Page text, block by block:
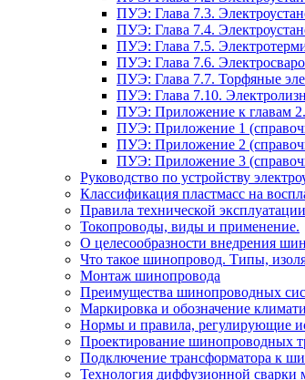
ПУЭ: Глава 7.3.
ПУЭ: Глава 7.4.
ПУЭ: Глава 7.5.
ПУЭ: Глава 7.6.
ПУЭ: Глава 7.7. Торфяные
ПУЭ: Глава 7.10.
ПУЭ: Приложение к главам
ПУЭ: Приложение 1
ПУЭ: Приложение 2
ПУЭ: Приложение 3
Руководство по устройству
Классификация пластмасс на
Правила технической
Токопроводы, виды и применение.
О целесообразности внедрения
Что такое шинопровод. Типы,
Монтаж шинопровода
Преимущества шинопроводных
Маркировка и обозначение
Нормы и правила, регулирующие
Проектирование шинопроводных
Подключение трансформатора к
Технология диффузионной сварки